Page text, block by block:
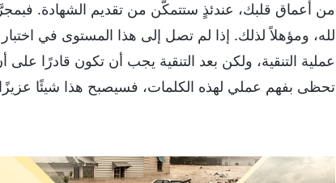
من أعماق قلبك، عندئذٍ ستتمكَّن من تقديم الشهادة.
لله، ومؤهلاً لذلك. إذا لم تصل إلى هذا المستوى في
عملية التنقية، ولكن بعد التنقية يجب أن تكون قادرًا
تحظى بفهم عملي لهذه الكلمات، فسيصبح هذا شيئًا